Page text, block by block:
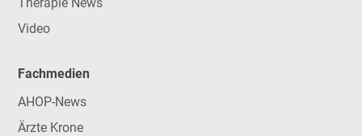
Video
Fachmedien
AHOP-News
Ärzte Krone